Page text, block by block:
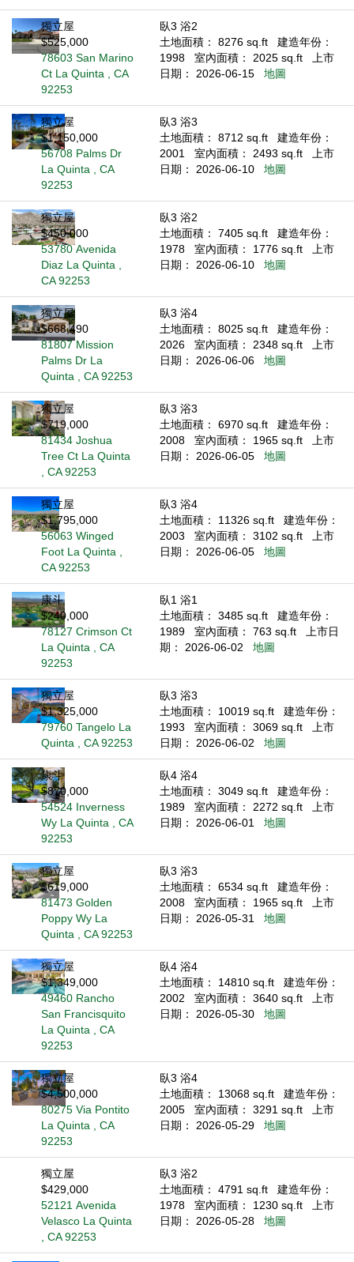
獨立屋
$525,000
78603 San Marino
Ct La Quinta , CA
92253
臥3 浴2
土地面積： 8276 sq.ft
建造年份：
1998
室內面積： 2025 sq.ft
上市
日期： 2026-06-15
地圖
獨立屋
$1,150,000
56708 Palms Dr
La Quinta , CA
92253
臥3 浴3
土地面積： 8712 sq.ft
建造年份：
2001
室內面積： 2493 sq.ft
上市
日期： 2026-06-10
地圖
獨立屋
$450,000
53780 Avenida
Diaz La Quinta ,
CA 92253
臥3 浴2
土地面積： 7405 sq.ft
建造年份：
1978
室內面積： 1776 sq.ft
上市
日期： 2026-06-10
地圖
獨立屋
$668,490
81807 Mission
Palms Dr La
Quinta , CA 92253
臥3 浴4
土地面積： 8025 sq.ft
建造年份：
2026
室內面積： 2348 sq.ft
上市
日期： 2026-06-06
地圖
獨立屋
$719,000
81434 Joshua
Tree Ct La Quinta
, CA 92253
臥3 浴3
土地面積： 6970 sq.ft
建造年份：
2008
室內面積： 1965 sq.ft
上市
日期： 2026-06-05
地圖
獨立屋
$1,795,000
56063 Winged
Foot La Quinta ,
CA 92253
臥3 浴4
土地面積： 11326 sq.ft
建造年份：
2003
室內面積： 3102 sq.ft
上市
日期： 2026-06-05
地圖
康斗
$240,000
78127 Crimson Ct
La Quinta , CA
92253
臥1 浴1
土地面積： 3485 sq.ft
建造年份：
1989
室內面積： 763 sq.ft
上市日
期： 2026-06-02
地圖
獨立屋
$1,325,000
79760 Tangelo La
Quinta , CA 92253
臥3 浴3
土地面積： 10019 sq.ft
建造年份：
1993
室內面積： 3069 sq.ft
上市
日期： 2026-06-02
地圖
康斗
$870,000
54524 Inverness
Wy La Quinta , CA
92253
臥4 浴4
土地面積： 3049 sq.ft
建造年份：
1989
室內面積： 2272 sq.ft
上市
日期： 2026-06-01
地圖
獨立屋
$619,000
81473 Golden
Poppy Wy La
Quinta , CA 92253
臥3 浴3
土地面積： 6534 sq.ft
建造年份：
2008
室內面積： 1965 sq.ft
上市
日期： 2026-05-31
地圖
獨立屋
$1,349,000
49460 Rancho
San Francisquito
La Quinta , CA
92253
臥4 浴4
土地面積： 14810 sq.ft
建造年份：
2002
室內面積： 3640 sq.ft
上市
日期： 2026-05-30
地圖
獨立屋
$4,500,000
80275 Via Pontito
La Quinta , CA
92253
臥3 浴4
土地面積： 13068 sq.ft
建造年份：
2005
室內面積： 3291 sq.ft
上市
日期： 2026-05-29
地圖
獨立屋
$429,000
52121 Avenida
Velasco La Quinta
, CA 92253
臥3 浴2
土地面積： 4791 sq.ft
建造年份：
1978
室內面積： 1230 sq.ft
上市
日期： 2026-05-28
地圖